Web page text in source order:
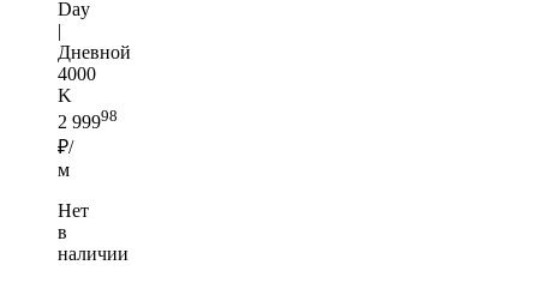
Day
|
Дневной
4000
K
2 99998
₽/
м
Нет
в
наличии